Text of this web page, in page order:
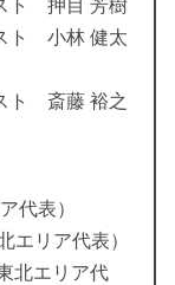
ト 押目 芳樹
ト 小林 健太
ト 斎藤 裕之
代表）
エリア代表）
北エリア代